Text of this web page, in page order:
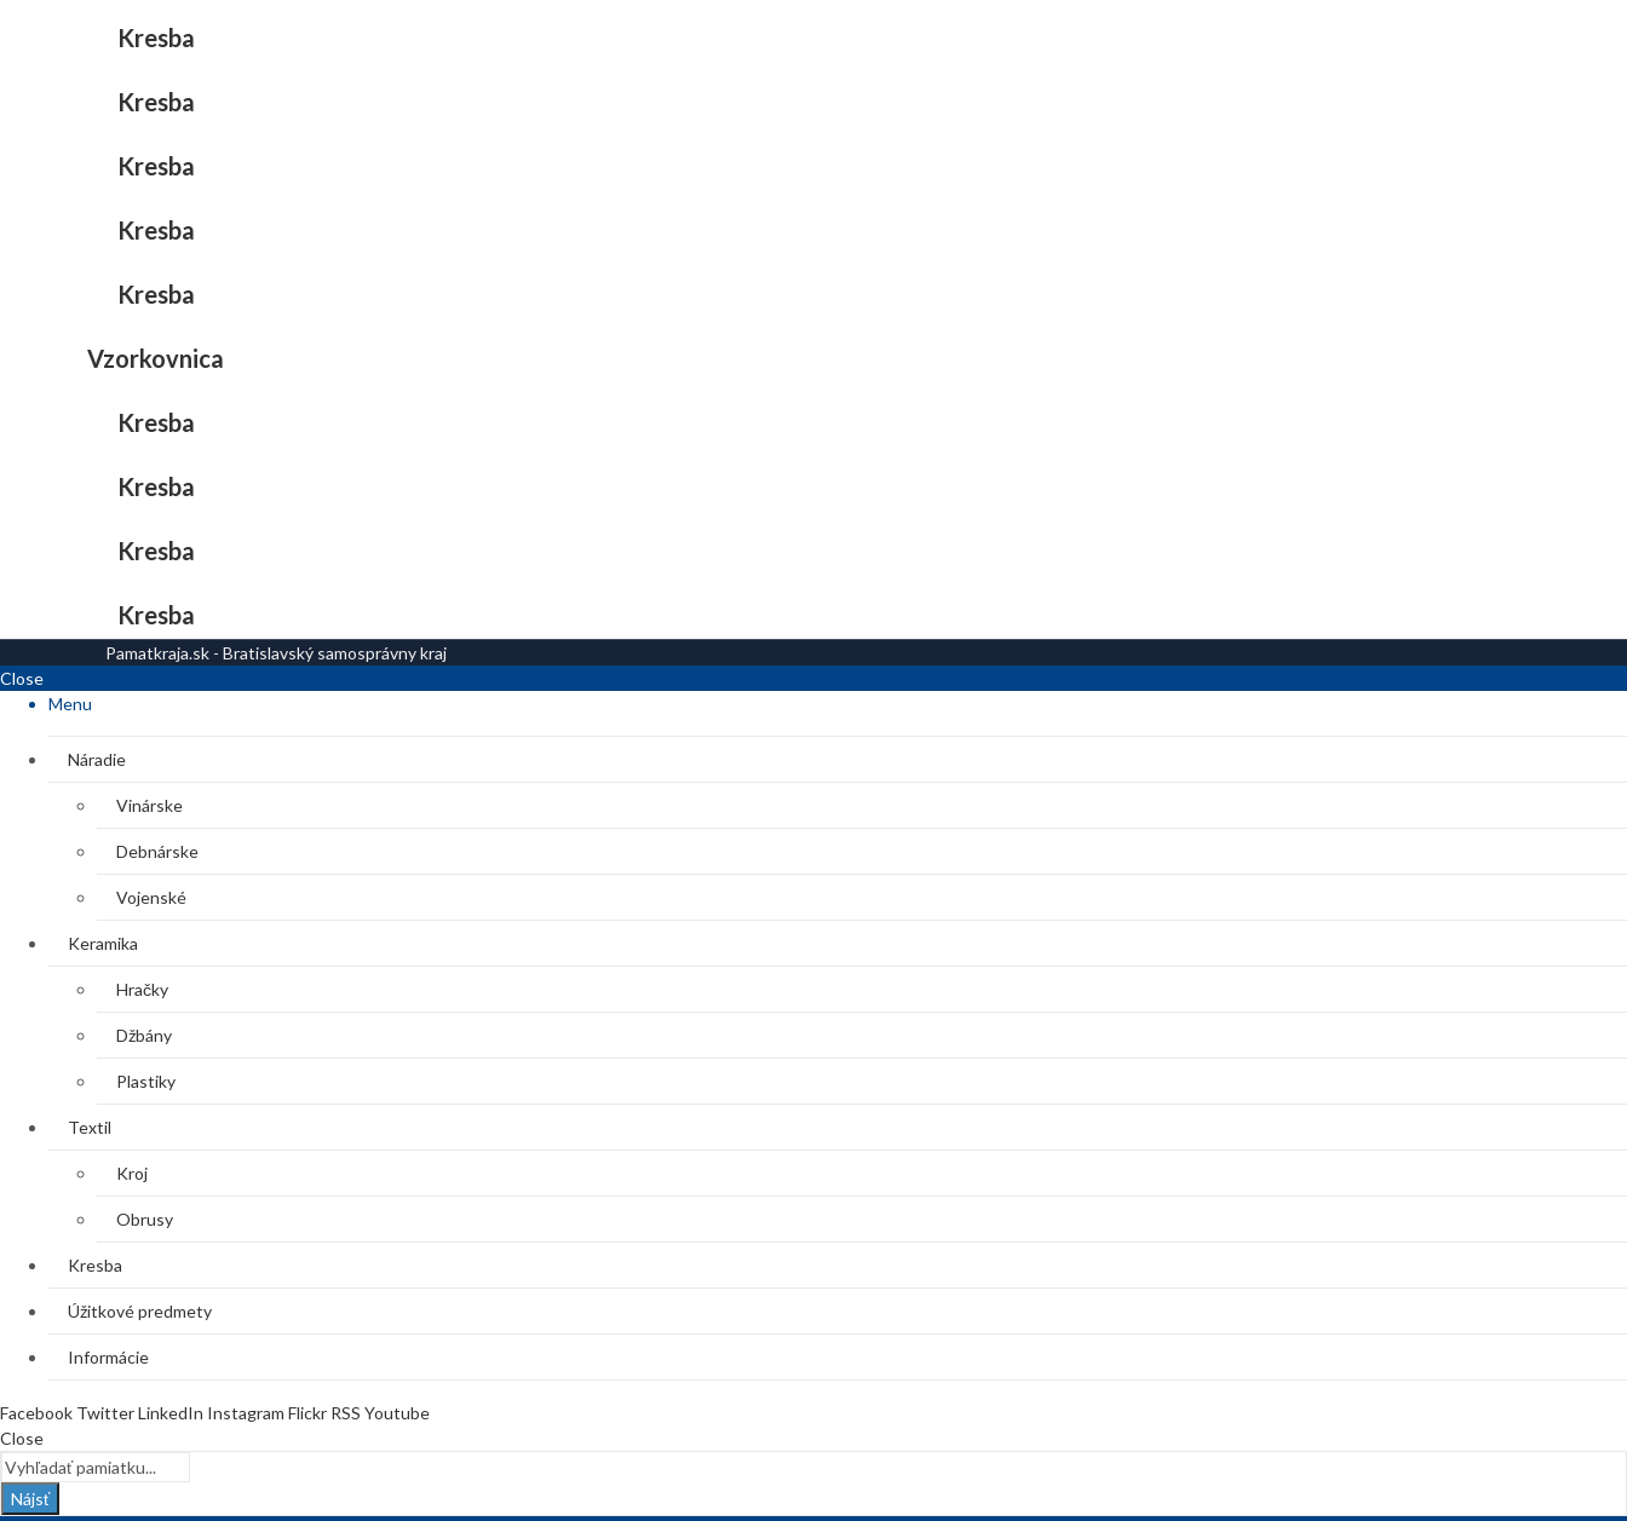
Kresba
Kresba
Kresba
Kresba
Kresba
Vzorkovnica
Kresba
Kresba
Kresba
Kresba
Pamatkraja.sk - Bratislavský samosprávny kraj
Close
Menu
Náradie
Vinárske
Debnárske
Vojenské
Keramika
Hračky
Džbány
Plastiky
Textil
Kroj
Obrusy
Kresba
Úžitkové predmety
Informácie
Facebook TwitterLinkedIn Instagram Flickr RSS Youtube
Close
Nájsť